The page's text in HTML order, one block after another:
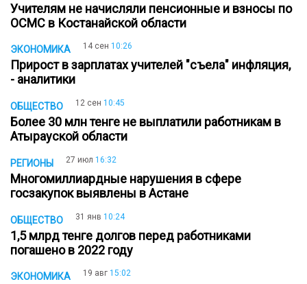
Учителям не начисляли пенсионные и взносы по
ОСМС в Костанайской области
ЭКОНОМИКА 14 сен 10:26
Прирост в зарплатах учителей "съела" инфляция,
- аналитики
ОБЩЕСТВО 12 сен 10:45
Более 30 млн тенге не выплатили работникам в
Атырауской области
РЕГИОНЫ 27 июл 16:32
Многомиллиардные нарушения в сфере
госзакупок выявлены в Астане
ОБЩЕСТВО 31 янв 10:24
1,5 млрд тенге долгов перед работниками
погашено в 2022 году
ЭКОНОМИКА 19 авг 15:02